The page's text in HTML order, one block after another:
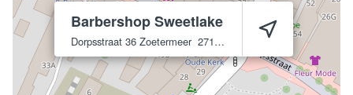
Barbershop Sweetlake
Dorpsstraat 36 Zoetermeer 2712 AL